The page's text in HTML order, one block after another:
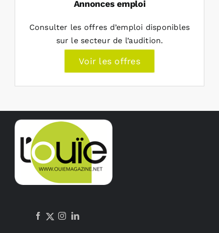
Annonces emploi
Consulter les offres d’emploi disponibles
sur le secteur de l’audition.
Voir les offres